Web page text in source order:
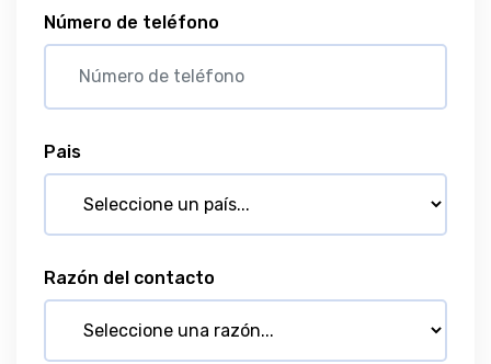
Número de teléfono
Pais
Razón del contacto